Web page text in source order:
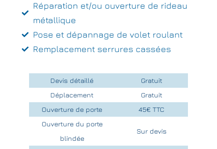
Réparation et/ou ouverture de rideau
métallique
Pose et dépannage de volet roulant
Remplacement serrures cassées
Devis détaillé
Gratuit
Déplacement
Gratuit
Ouverture de porte
45€ TTC
Ouverture du porte
blindée
Sur devis